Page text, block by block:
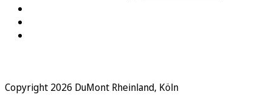
Copyright 2026 DuMont Rheinland, Köln